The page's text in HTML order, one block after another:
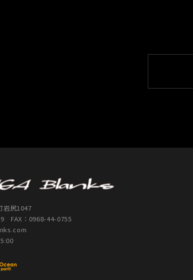
岩尻1047
FAX：0968-44-0755